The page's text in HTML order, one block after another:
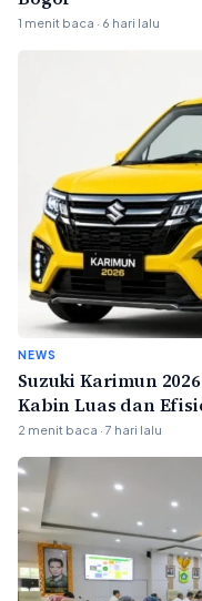
1 menit baca · 6 hari lalu
NEWS
Suzuki Karimun
Kabin Luas dan
2 menit baca · 7 hari lalu